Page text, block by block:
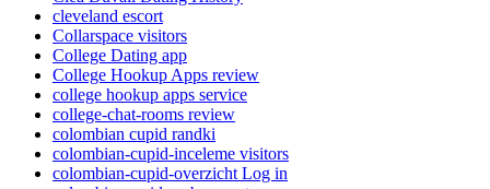
cleveland escort
Collarspace visitors
College Dating app
College Hookup Apps review
college hookup apps service
college-chat-rooms review
colombian cupid randki
colombian-cupid-inceleme visitors
colombian-cupid-overzicht Log in